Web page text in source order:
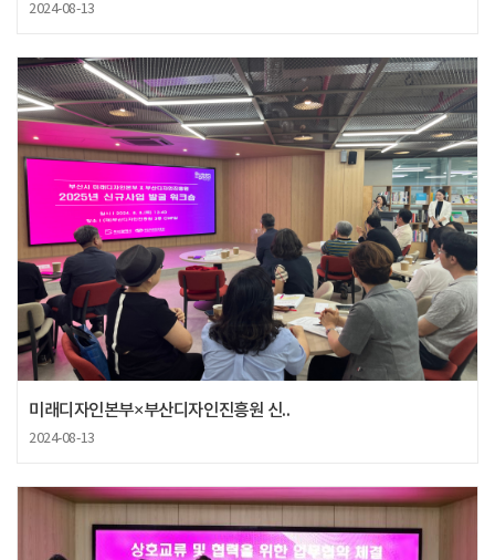
2024-08-13
미래디자인본부×부산디자인진흥원 신..
2024-08-13